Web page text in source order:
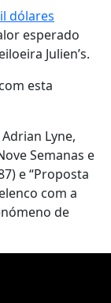
dólares
esperado
Julien’s.
esta
Lyne,
Semanas e
e “Proposta
com a
de